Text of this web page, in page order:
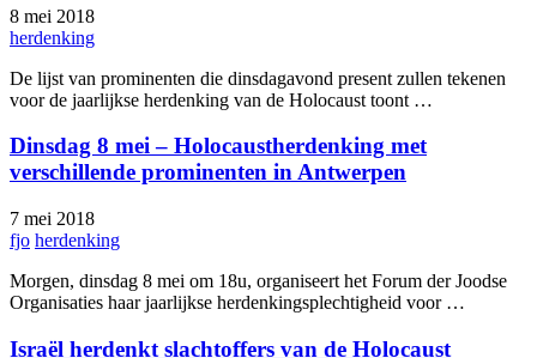
8 mei 2018
herdenking
De lijst van prominenten die dinsdagavond present zullen tekenen
voor de jaarlijkse herdenking van de Holocaust toont …
Dinsdag 8 mei – Holocaustherdenking met
verschillende prominenten in Antwerpen
7 mei 2018
fjo herdenking
Morgen, dinsdag 8 mei om 18u, organiseert het Forum der Joodse
Organisaties haar jaarlijkse herdenkingsplechtigheid voor …
Israël herdenkt slachtoffers van de Holocaust